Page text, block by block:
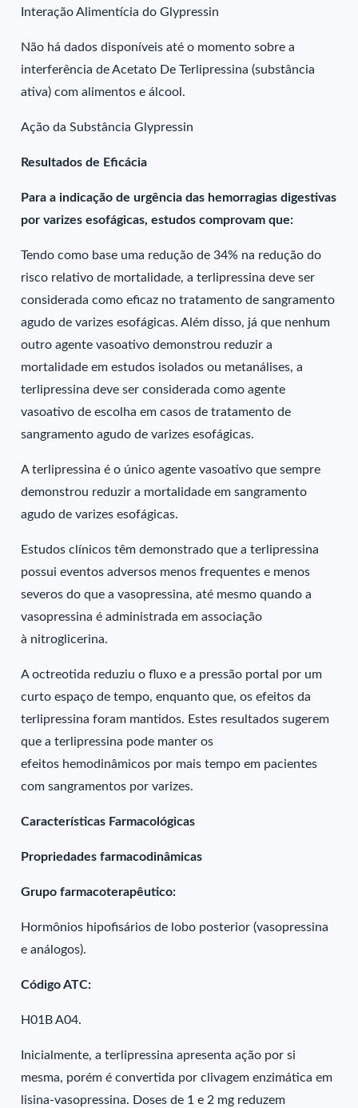
Interação Alimentícia do Glypressin
Não há dados disponíveis até o momento sobre a
interferência de Acetato De Terlipressina (substância
ativa) com alimentos e álcool.
Ação da Substância Glypressin
Resultados de Eficácia
Para a indicação de urgência das hemorragias digestivas
por varizes esofágicas, estudos comprovam que:
Tendo como base uma redução de 34% na redução do
risco relativo de mortalidade, a terlipressina deve ser
considerada como eficaz no tratamento de sangramento
agudo de varizes esofágicas. Além disso, já que nenhum
outro agente vasoativo demonstrou reduzir a
mortalidade em estudos isolados ou metanálises, a
terlipressina deve ser considerada como agente
vasoativo de escolha em casos de tratamento de
sangramento agudo de varizes esofágicas.
A terlipressina é o único agente vasoativo que sempre
demonstrou reduzir a mortalidade em sangramento
agudo de varizes esofágicas.
Estudos clínicos têm demonstrado que a terlipressina
possui eventos adversos menos frequentes e menos
severos do que a vasopressina, até mesmo quando a
vasopressina é administrada em associação
à nitroglicerina.
A octreotida reduziu o fluxo e a pressão portal por um
curto espaço de tempo, enquanto que, os efeitos da
terlipressina foram mantidos. Estes resultados sugerem
que a terlipressina pode manter os
efeitos hemodinâmicos por mais tempo em pacientes
com sangramentos por varizes.
Características Farmacológicas
Propriedades farmacodinâmicas
Grupo farmacoterapêutico:
Hormônios hipofisários de lobo posterior (vasopressina
e análogos).
Código ATC:
H01B A04.
Inicialmente, a terlipressina apresenta ação por si
mesma, porém é convertida por clivagem enzimática em
lisina-vasopressina. Doses de 1 e 2 mg reduzem